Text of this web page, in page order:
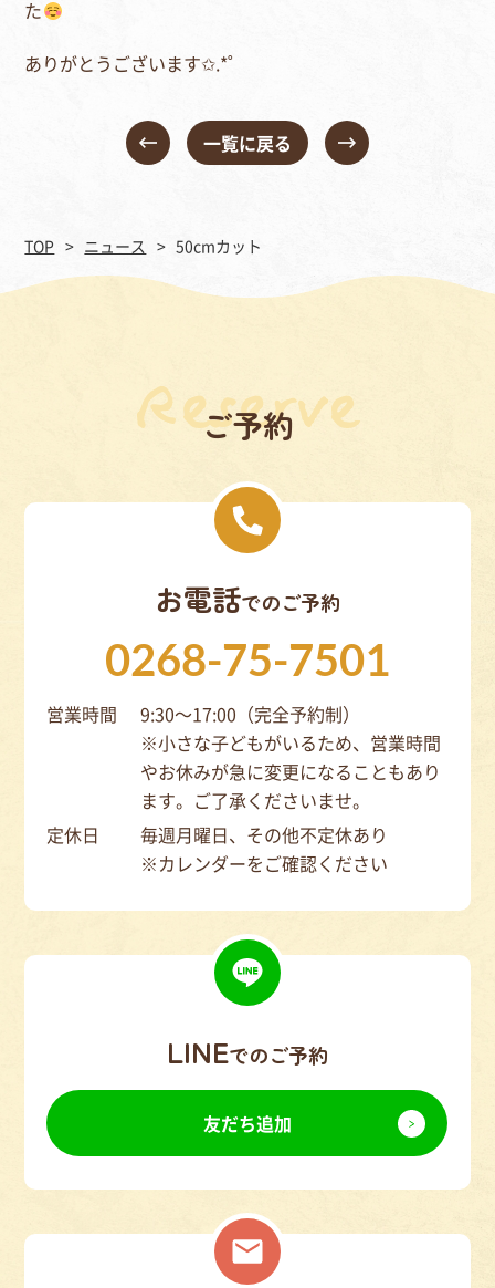
た
ありがとうございます✩.*˚
一覧に戻る
TOP ニュース 50cmカット
ご予約
お電話でのご予約
0268-75-7501
営業時間
9:30～17:00（完全予約制）
※小さな子どもがいるため、営業時間
やお休みが急に変更になることもあり
ます。ご了承くださいませ。
定休日
毎週月曜日、その他不定休あり
※カレンダーをご確認ください
LINEでのご予約
友だち追加